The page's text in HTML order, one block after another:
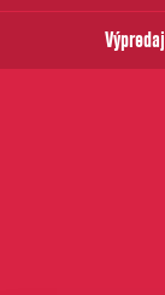
Výpredaj